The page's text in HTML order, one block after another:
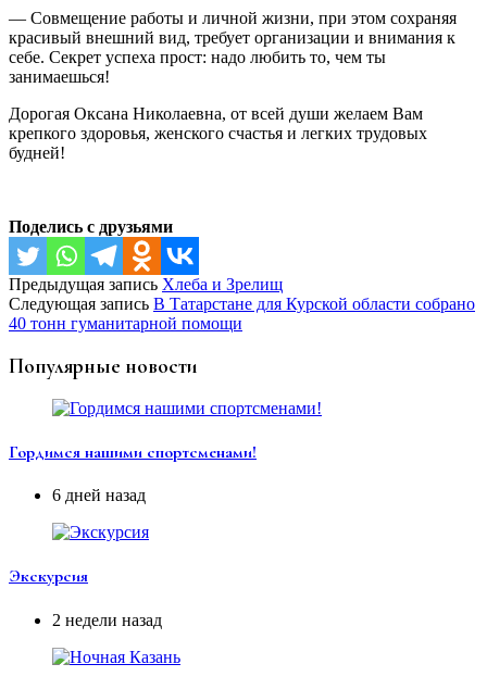
— Совмещение работы и личной жизни, при этом сохраняя
красивый внешний вид, требует организации и внимания к
себе. Секрет успеха прост: надо любить то, чем ты
занимаешься!
Дорогая Оксана Николаевна, от всей души желаем Вам
крепкого здоровья, женского счастья и легких трудовых
будней!
Поделись с друзьями
Предыдущая запись Хлеба и Зрелищ
Следующая запись В Татарстане для Курской области собрано
40 тонн гуманитарной помощи
Популярные новости
Гордимся нашими спортсменами!
6 дней назад
Экскурсия
2 недели назад